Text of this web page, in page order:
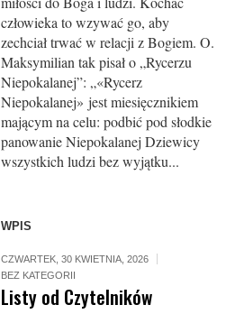
człowieka to wzywać go, aby
zechciał trwać w relacji z Bogiem. O.
Maksymilian tak pisał o „Rycerzu
Niepokalanej”: „«Rycerz
Niepokalanej» jest miesięcznikiem
mającym na celu: podbić pod słodkie
panowanie Niepokalanej Dziewicy
wszystkich ludzi bez wyjątku...
WPIS
CZWARTEK, 30 KWIETNIA, 2026
BEZ KATEGORII
Listy od Czytelników